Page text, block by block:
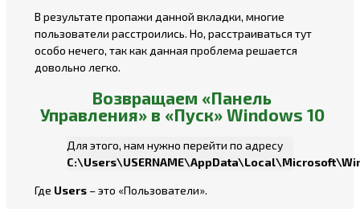
В результате пропажи данной вкладки, многие
пользователи расстроились. Но, расстраиваться тут
особо нечего, так как данная проблема решается
довольно легко.
Возвращаем «Панель
Управления» в «Пуск» Windows 10
Для этого, нам нужно перейти по адресу
Где Users – это «Пользователи».